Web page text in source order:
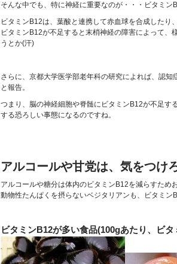
そんな中でも、特に神経に重要なのが・・・ビタミン
ビタミンB12は、葉酸と連携して赤血球を合成したり
ビタミンB12が不足すると末梢神経の障害によって
うとか(汗)
さらに、京都大学医学部老年科の研究によれば、認
と報告。
つまり、脳の神経細胞や脊髄にビタミンB12が不足す
する恐ろしい事態になるのですね。
アルコールや甘党は、気をつけ
アルコールや糖分は体内のビタミンB12を減らすため
動物性たんぱくを摂らないベジタリアンも、ビタミン
ビタミンB12が多い食品(100gあたり、ビ